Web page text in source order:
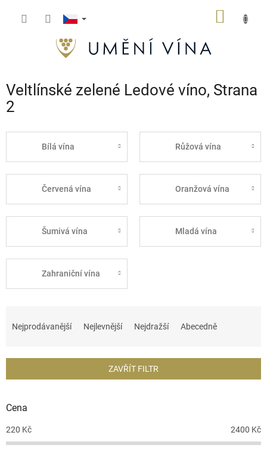
Veltlínské zelené Ledové víno, Strana
2
Bílá vína Růžová vína
Červená vína Oranžová vína
Šumivá vína Mladá vína
Zahraniční vína
í
r
d
u
Nejprodávanější Nejlevnější Nejdražší Abecedně
ZAVŘÍT FILTR
Cena
220 Kč 2400 Kč